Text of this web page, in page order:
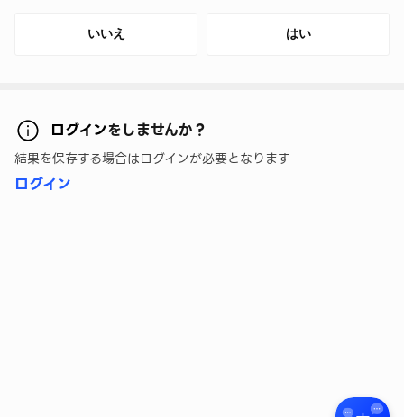
いいえ はい
ログインをしませんか？
結果を保存する場合はログインが必要となります
ログイン